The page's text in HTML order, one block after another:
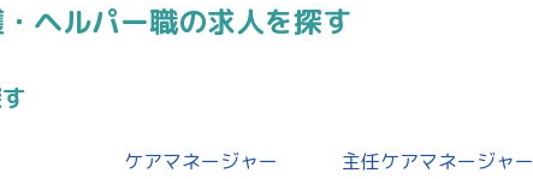
ヘルパー職の求人を探す
ケアマネージャー 主任ケアマネージャー